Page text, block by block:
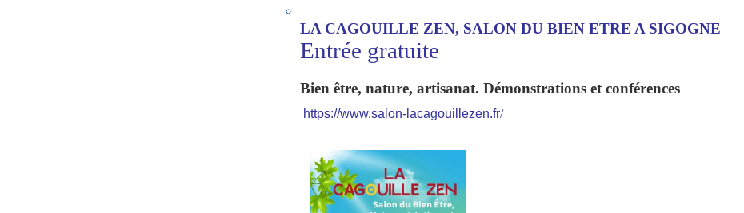
LA CAGOUILLE ZEN, SALON DU BIEN ETRE A SIGOGNE
Entrée gratuite
Bien être, nature, artisanat. Démonstrations et conférences
https://www.salon-lacagouillezen.fr/